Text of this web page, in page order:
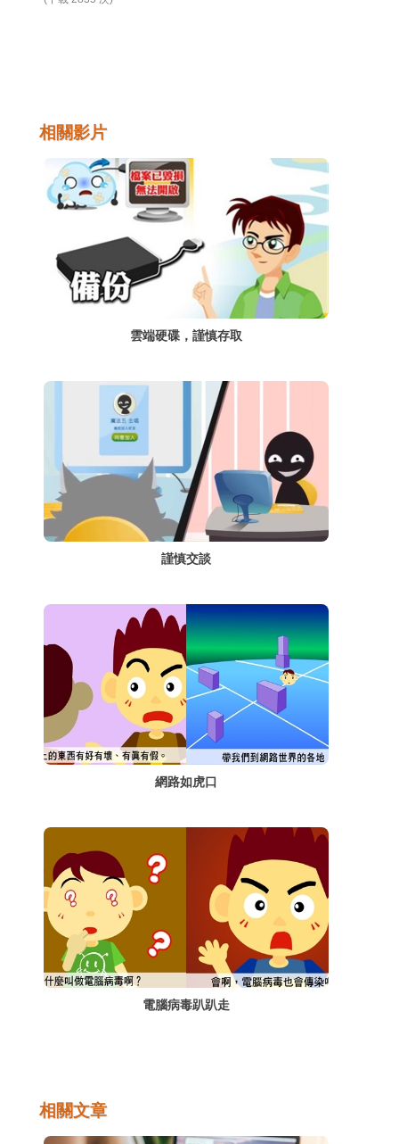
相關影片
雲端硬碟，謹慎存取
謹慎交談
網路如虎口
電腦病毒趴趴走
相關文章